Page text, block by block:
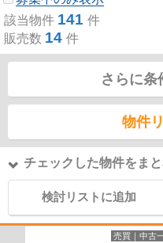
該当物件 141 件
販売数 14 件
さらに条
物件
チェックした物件をま
検討リストに追加
売買｜中古